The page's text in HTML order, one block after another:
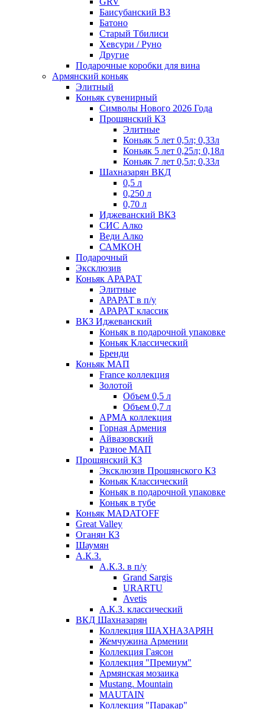
Баисубанский ВЗ
Батоно
Старый Тбилиси
Хевсури / Руно
Другие
Подарочные коробки для вина
Армянский коньяк
Элитный
Коньяк сувенирный
Символы Нового 2026 Года
Прошянский КЗ
Элитные
Коньяк 5 лет 0,5л; 0,33л
Коньяк 5 лет 0,25л; 0,18л
Коньяк 7 лет 0,5л; 0,33л
Шахназарян ВКД
0,5 л
0,250 л
0,70 л
Иджеванский ВКЗ
СИС Алко
Веди Алко
САМКОН
Подарочный
Эксклюзив
Коньяк АРАРАТ
Элитные
АРАРАТ в п/у
АРАРАТ классик
ВКЗ Иджеванский
Коньяк в подарочной упаковке
Коньяк Классический
Бренди
Коньяк МАП
France коллекция
Золотой
Объем 0,5 л
Объем 0,7 л
АРМА коллекция
Горная Армения
Айвазовский
Разное МАП
Прошянский КЗ
Эксклюзив Прошянского КЗ
Коньяк Классический
Коньяк в подарочной упаковке
Коньяк в тубе
Коньяк MADATOFF
Great Valley
Оганян КЗ
Шаумян
А.К.З.
А.К.З. в п/у
Grand Sargis
URARTU
Avetis
А.К.З. классический
ВКД Шахназарян
Коллекция ШАХНАЗАРЯН
Жемчужина Армении
Коллекция Гаясон
Коллекция "Премиум"
Армянская мозаика
Mustang. Mountain
MAUTAIN
Коллекция "Паракар"